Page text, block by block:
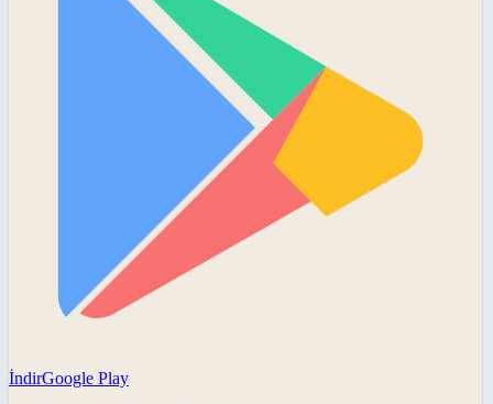
İndirGoogle Play